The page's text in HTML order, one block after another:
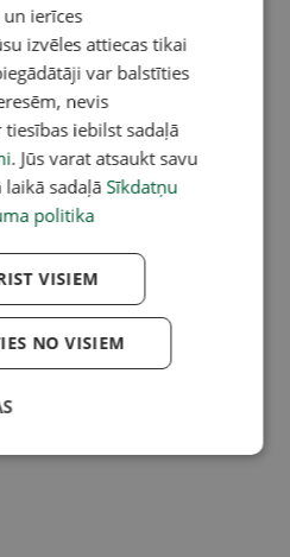
ierīces
izvēles attiecas tikai
var balstīties
nevis
iebilst sadaļā
. Jūs varat atsaukt savu
sadaļā Sīkdatņu
politika
VISIEM
NO VISIEM